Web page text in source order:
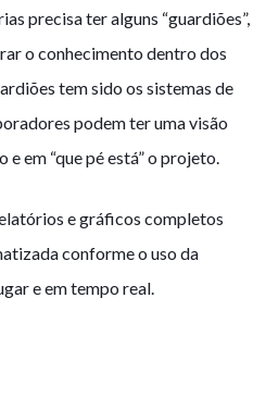
precisa ter alguns “guardiões”,
o conhecimento dentro dos
tem sido os sistemas de
podem ter uma visão
em “que pé está” o projeto.
e gráficos completos
conforme o uso da
e em tempo real.